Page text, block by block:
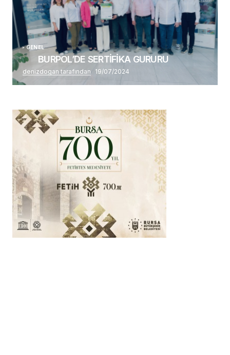
GENEL
BURPOL’DE SERTİFİKA GURURU
denizdogan tarafından 19/07/2024